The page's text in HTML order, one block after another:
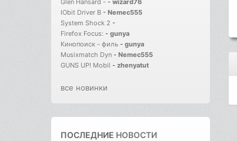
Glen Hansard - - wizard76
IObit Driver B - Nemec555
System Shock 2 -
Firefox Focus: - gunya
Кинопоиск－филь - gunya
Musixmatch Dyn - Nemec555
GUNS UP! Mobil - zhenyatut
все новинки
ПОСЛЕДНИЕ НОВОСТИ